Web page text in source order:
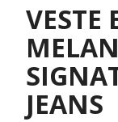
VESTE
JEANS